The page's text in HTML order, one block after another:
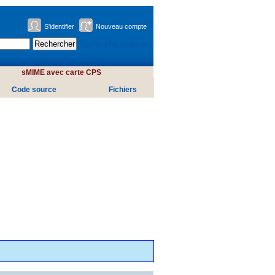
S'identifier Nouveau compte
sMIME avec carte CPS
Code source Fichiers